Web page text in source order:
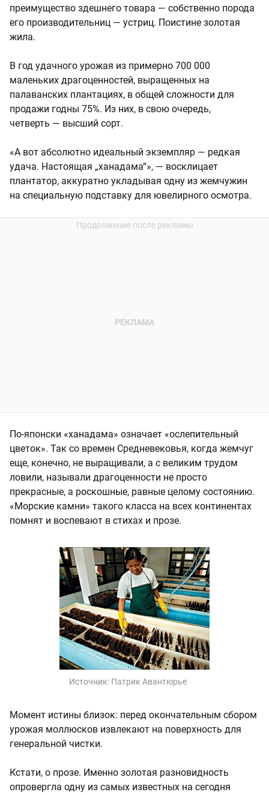
преимущество здешнего товара — собственно порода
его производительниц — устриц. Поистине золотая
жила.
В год удачного урожая из примерно 700 000
маленьких драгоценностей, выращенных на
палаванских плантациях, в общей сложности для
продажи годны 75%. Из них, в свою очередь,
четверть — высший сорт.
«А вот абсолютно идеальный экземпляр — редкая
удача. Настоящая „ханадама“», — восклицает
плантатор, аккуратно укладывая одну из жемчужин
на специальную подставку для ювелирного осмотра.
По-японски «ханадама» означает «ослепительный
цветок». Так со времен Средневековья, когда жемчуг
еще, конечно, не выращивали, а с великим трудом
ловили, называли драгоценности не просто
прекрасные, а роскошные, равные целому состоянию.
«Морские камни» такого класса на всех континентах
помнят и воспевают в стихах и прозе.
Источник: Патрик Авантюрье
Момент истины близок: перед окончательным сбором
урожая моллюсков извлекают на поверхность для
генеральной чистки.
Кстати, о прозе. Именно золотая разновидность
опровергла одну из самых известных на сегодня